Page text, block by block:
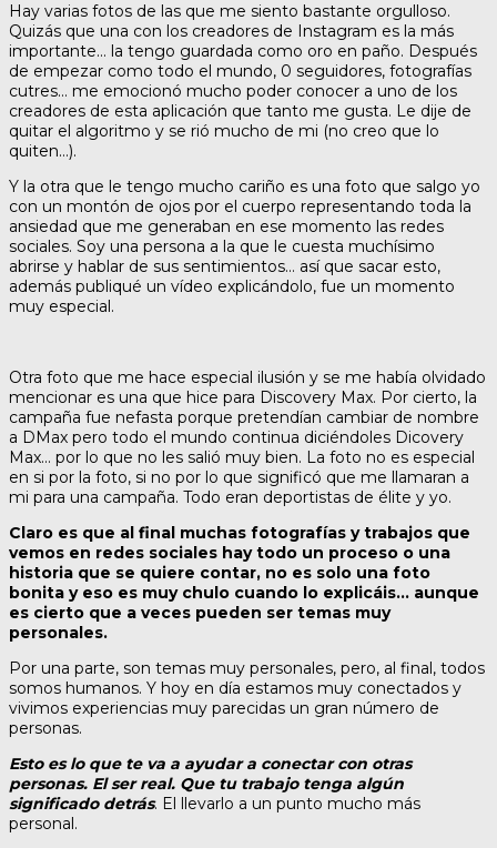
Hay varias fotos de las que me siento bastante orgulloso.
Quizás que una con los creadores de Instagram es la más
importante… la tengo guardada como oro en paño. Después
de empezar como todo el mundo, 0 seguidores, fotografías
cutres… me emocionó mucho poder conocer a uno de los
creadores de esta aplicación que tanto me gusta. Le dije de
quitar el algoritmo y se rió mucho de mi (no creo que lo
quiten…).
Y la otra que le tengo mucho cariño es una foto que salgo yo
con un montón de ojos por el cuerpo representando toda la
ansiedad que me generaban en ese momento las redes
sociales. Soy una persona a la que le cuesta muchísimo
abrirse y hablar de sus sentimientos… así que sacar esto,
además publiqué un vídeo explicándolo, fue un momento
muy especial.
Otra foto que me hace especial ilusión y se me había olvidado
mencionar es una que hice para Discovery Max. Por cierto, la
campaña fue nefasta porque pretendían cambiar de nombre
a DMax pero todo el mundo continua diciéndoles Dicovery
Max… por lo que no les salió muy bien. La foto no es especial
en si por la foto, si no por lo que significó que me llamaran a
mi para una campaña. Todo eran deportistas de élite y yo.
Claro es que al final muchas fotografías y trabajos que
vemos en redes sociales hay todo un proceso o una
historia que se quiere contar, no es solo una foto
bonita y eso es muy chulo cuando lo explicáis… aunque
es cierto que a veces pueden ser temas muy
personales.
Por una parte, son temas muy personales, pero, al final, todos
somos humanos. Y hoy en día estamos muy conectados y
vivimos experiencias muy parecidas un gran número de
personas.
Esto es lo que te va a ayudar a conectar con otras
personas. El ser real. Que tu trabajo tenga algún
significado detrás. El llevarlo a un punto mucho más
personal.